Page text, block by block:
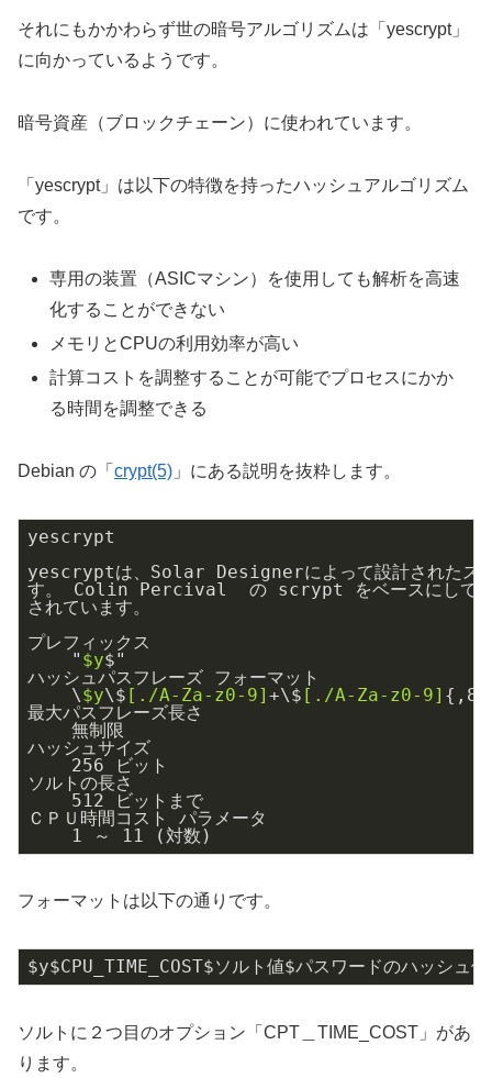
それにもかかわらず世の暗号アルゴリズムは「yescrypt」
に向かっているようです。
暗号資産（ブロックチェーン）に使われています。
「yescrypt」は以下の特徴を持ったハッシュアルゴリズム
です。
専用の装置（ASICマシン）を使用しても解析を高速
化することができない
メモリとCPUの利用効率が高い
計算コストを調整することが可能でプロセスにかか
る時間を調整できる
Debian の「 crypt(5) 」にある説明を抜粋します。
yescrypt
yescryptは、Solar Designerによって設計されたスケ
す。 Colin Percival  の scrypt をベースにしていま
されています。
プレフィックス
    "
$y$"
ハッシュパスフレーズ フォーマット
    \
$y\$ [./A-Za-z0-9] +\$ [./A-Za-z0-9]
最大パスフレーズ長さ
    無制限
ハッシュサイズ
    256 ビット
ソルトの長さ
    512 ビットまで
ＣＰＵ時間コスト パラメータ
    1 ～ 11 (対数)
フォーマットは以下の通りです。
$y$CPU_TIME_COST$ソルト値$パスワードのハッシュ値
ソルトに２つ目のオプション「CPT＿TIME_COST」があ
ります。